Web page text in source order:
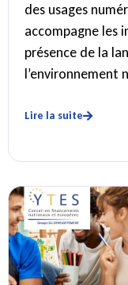
des usages
accompagne les
présence de la
l’environnement
Lire la suite